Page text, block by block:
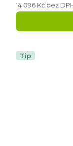
14 096 Kč bez
Tip